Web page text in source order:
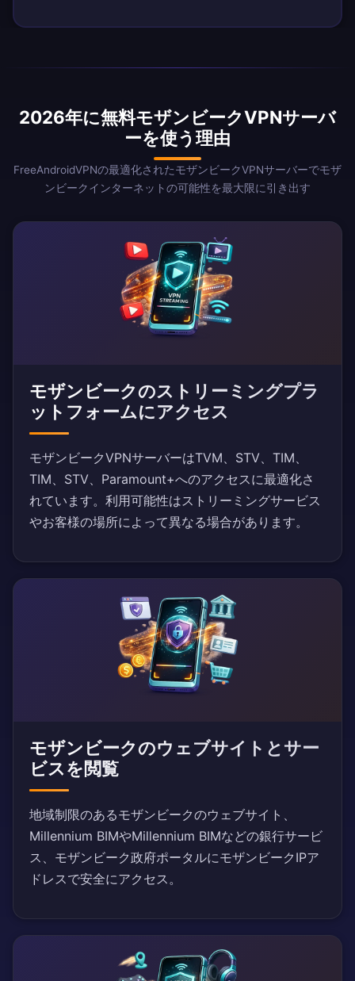
2026年に無料モザンビークVPNサーバ
ーを使う理由
FreeAndroidVPNの最適化されたモザンビークVPNサーバーでモザ
ンビークインターネットの可能性を最大限に引き出す
モザンビークのストリーミングプラ
ットフォームにアクセス
モザンビークVPNサーバーはTVM、STV、TIM、
TIM、STV、Paramount+へのアクセスに最適化さ
れています。利用可能性はストリーミングサービス
やお客様の場所によって異なる場合があります。
モザンビークのウェブサイトとサー
ビスを閲覧
地域制限のあるモザンビークのウェブサイト、
Millennium BIMやMillennium BIMなどの銀行サービ
ス、モザンビーク政府ポータルにモザンビークIPア
ドレスで安全にアクセス。